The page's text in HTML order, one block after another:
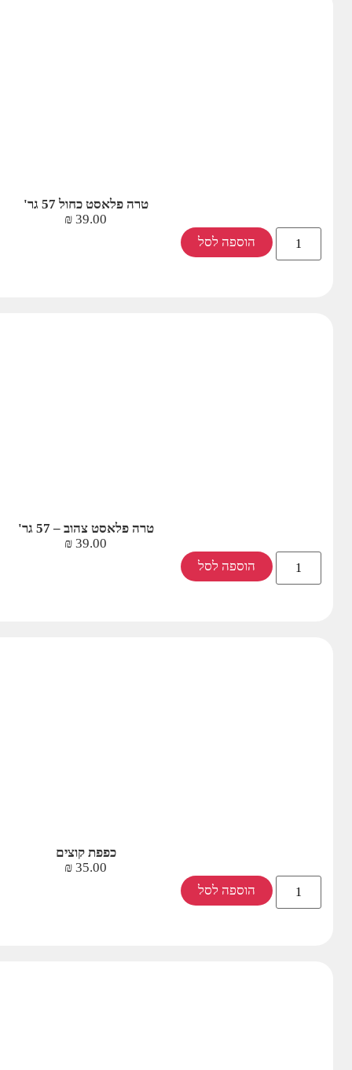
טרה פלאסט כחול 57 גר'
39.00
₪
הוספה לסל
טרה פלאסט צהוב – 57 גר'
39.00
₪
הוספה לסל
כפפת קוצים
35.00
₪
הוספה לסל